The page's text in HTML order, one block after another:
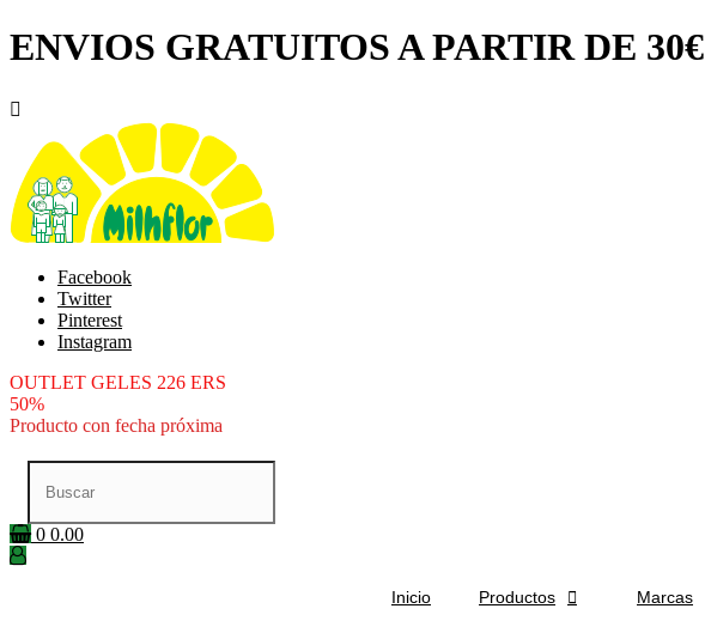
ENVIOS GRATUITOS A PARTIR DE 30€

Facebook
Twitter
Pinterest
Instagram
OUTLET GELES 226 ERS
50%
Producto con fecha próxima
0 0.00
Inicio Productos  Marcas